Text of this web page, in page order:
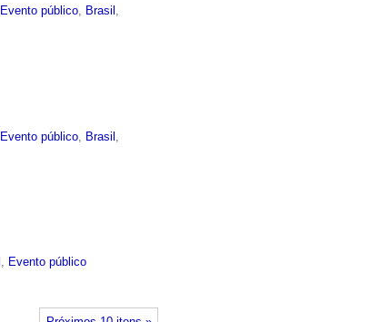
Evento público Brasil
Evento público Brasil
, Evento público